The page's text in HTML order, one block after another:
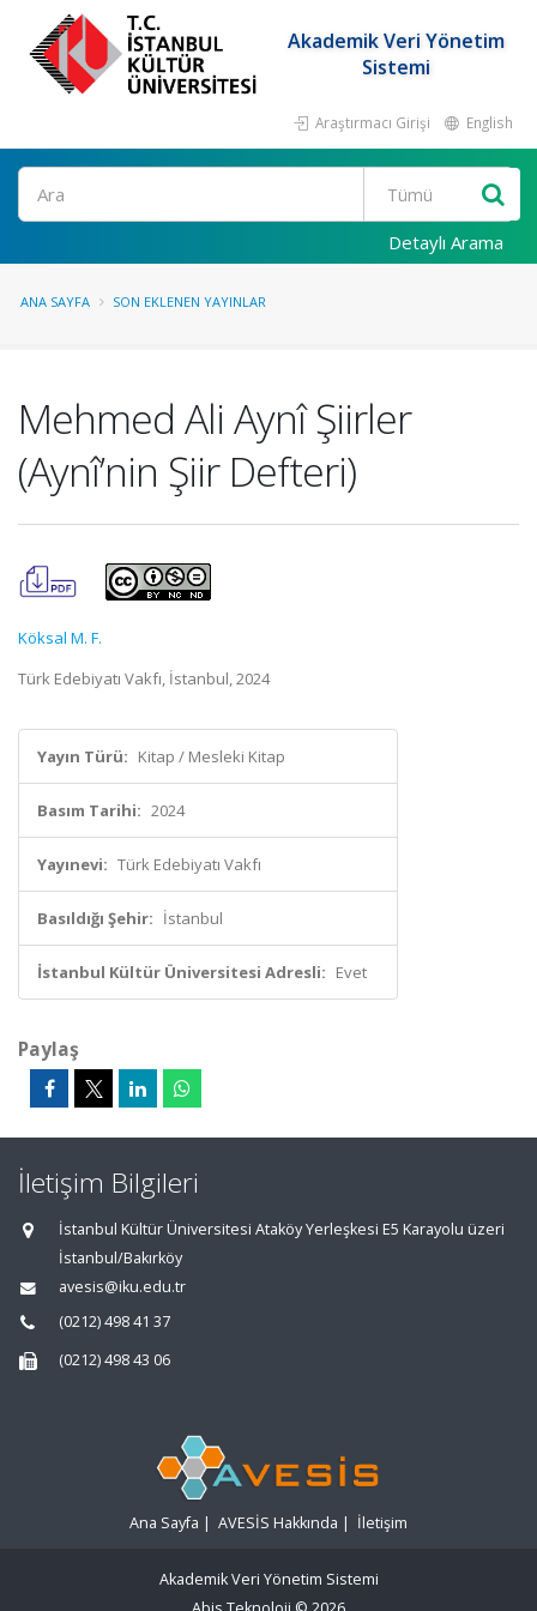
Akademik Veri Yönetim
Sistemi
Araştırmacı Girişi English
Ara
Detaylı Arama
ANA SAYFA SON EKLENEN YAYINLAR
Mehmed Ali Aynî Şiirler
(Aynî’nin Şiir Defteri)
Köksal M. F.
Türk Edebiyatı Vakfı, İstanbul, 2024
Yayın Türü: Kitap / Mesleki Kitap
Basım Tarihi: 2024
Yayınevi: Türk Edebiyatı Vakfı
Basıldığı Şehir: İstanbul
İstanbul Kültür Üniversitesi Adresli: Evet
Paylaş
İletişim Bilgileri
İstanbul Kültür Üniversitesi Ataköy Yerleşkesi E5 Karayolu üzeri
İstanbul/Bakırköy
avesis@iku.edu.tr
(0212) 498 41 37
(0212) 498 43 06
Ana Sayfa | AVESİS Hakkında | İletişim
Akademik Veri Yönetim Sistemi